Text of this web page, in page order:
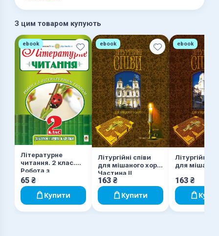
З цим товаром купують
ebook
Літературне
читання. 2 клас.
Робота з
літературним
твором.
Діагностичні
картки. НУШ
65 ₴
Купити
ebook
Літургійні співи
для мішаного хору.
Частина II
163 ₴
Купити
ebook
Літургійні
для
163 ₴